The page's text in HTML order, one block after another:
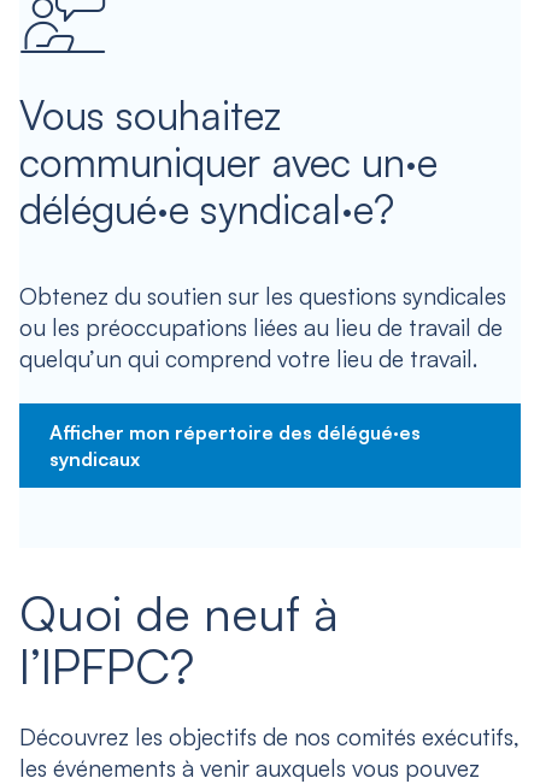
Vous souhaitez
communiquer avec un·e
délégué·e syndical·e?
Obtenez du soutien sur les questions syndicales
ou les préoccupations liées au lieu de travail de
quelqu’un qui comprend votre lieu de travail.
Afficher mon répertoire des délégué·es
syndicaux
Quoi de neuf à
l’IPFPC?
Découvrez les objectifs de nos comités exécutifs,
les événements à venir auxquels vous pouvez